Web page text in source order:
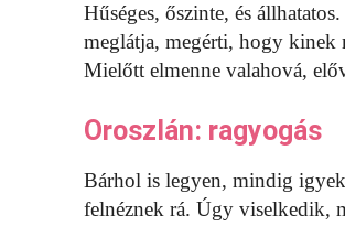
Hűséges, őszinte, és
meglátja, megérti, hogy kinek
Mielőtt elmenne valahová,
Oroszlán: ragyogás
Bárhol is legyen, mindig
felnéznek rá. Úgy viselkedik,